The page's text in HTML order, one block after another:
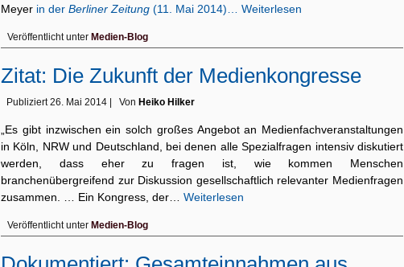
Meyer in der Berliner Zeitung (11. Mai 2014)… Weiterlesen
Veröffentlicht unter Medien-Blog
Zitat: Die Zukunft der Medienkongresse
Publiziert 26. Mai 2014 Von Heiko Hilker
„Es gibt inzwischen ein solch großes Angebot an Medienfachveranstaltungen
in Köln, NRW und Deutschland, bei denen alle Spezialfragen intensiv diskutiert
werden, dass eher zu fragen ist, wie kommen Menschen
branchenübergreifend zur Diskussion gesellschaftlich relevanter Medienfragen
zusammen. … Ein Kongress, der… Weiterlesen
Veröffentlicht unter Medien-Blog